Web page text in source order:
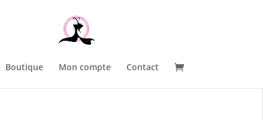
Boutique Mon compte Contact